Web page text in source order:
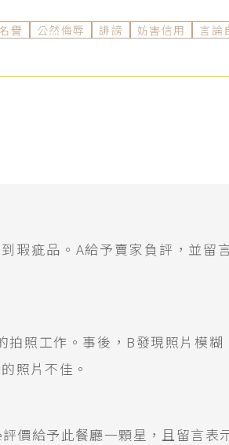
譽 公然侮辱 誹謗 妨害信用 言論
瑕疵品。A給予賣家負評，並留
拍照工作。事後，B發現照片模糊
照片不佳。
價給予此餐廳一顆星，且留言表